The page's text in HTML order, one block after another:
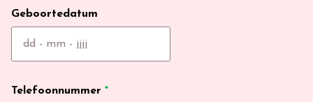
Geboortedatum
Telefoonnummer *